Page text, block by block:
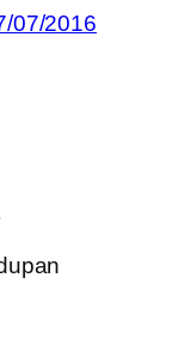
07/2016